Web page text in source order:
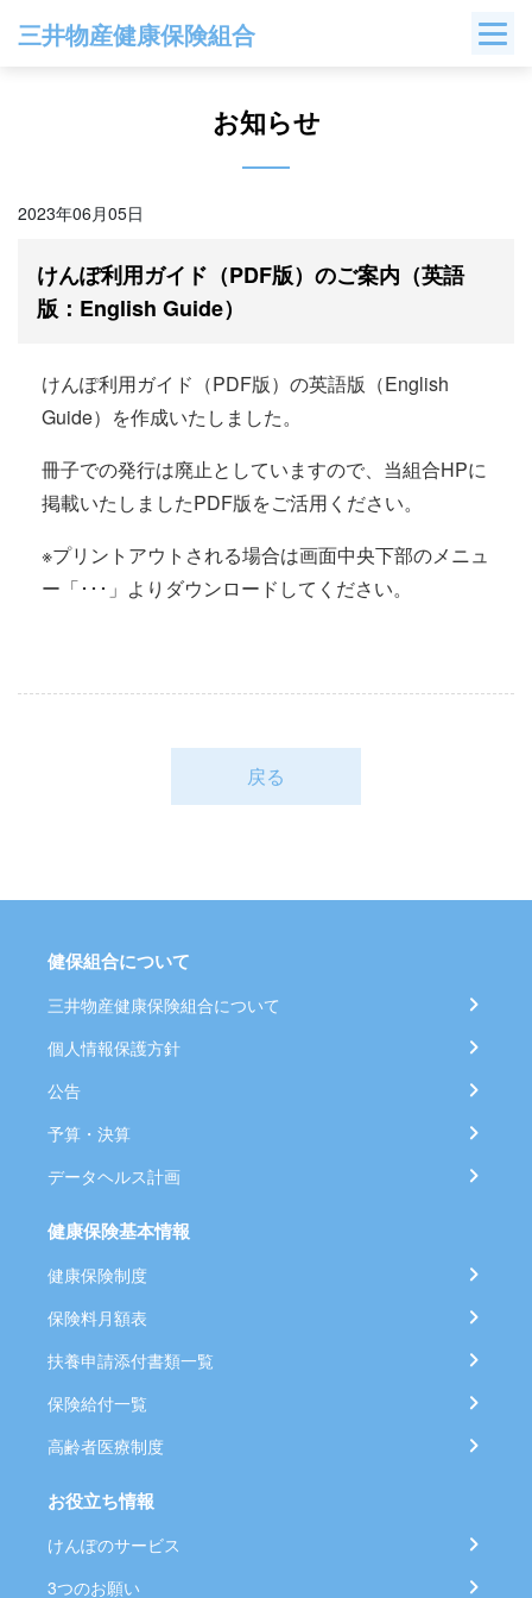
三井物産健康保険組合
お知らせ
2023年06月05日
けんぽ利用ガイド（PDF版）のご案内（英語
版：English Guide）
けんぽ利用ガイド（PDF版）の英語版（English
Guide）を作成いたしました。
冊子での発行は廃止としていますので、当組合HPに
掲載いたしましたPDF版をご活用ください。
※プリントアウトされる場合は画面中央下部のメニュ
ー「･･･」よりダウンロードしてください。
戻る
健保組合について
三井物産健康保険組合について
個人情報保護方針
公告
予算・決算
データヘルス計画
健康保険基本情報
健康保険制度
保険料月額表
扶養申請添付書類一覧
保険給付一覧
高齢者医療制度
お役立ち情報
けんぽのサービス
3つのお願い